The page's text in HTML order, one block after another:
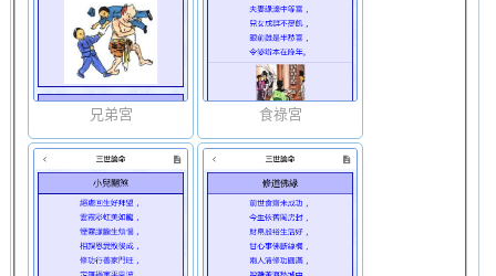
兄弟宮 食祿宮